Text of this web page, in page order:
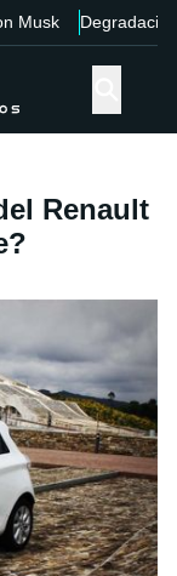
Musk Degradación
Renault